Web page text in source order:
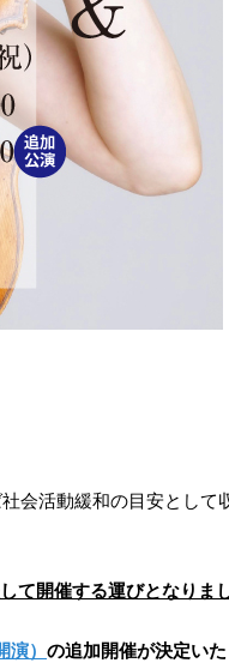
会活動緩和の目安として
て開催する運びとなりま
） の追加開催が決定い